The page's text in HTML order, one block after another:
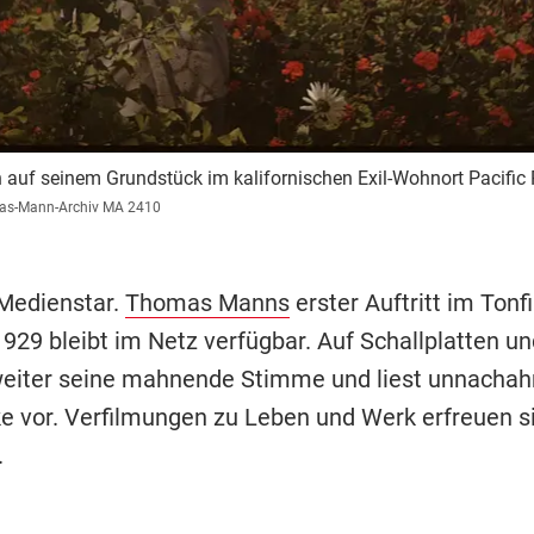
seinem Grundstück im kalifornischen Exil-Wohnort Pacific
Mann-Archiv MA 2410
Thomas Mannserster Auftritt im
bleibt im Netz verfügbar. Auf Schallplatten
seine mahnende Stimme und liest
vor. Verfilmungen zu Leben und Werk erfreuen